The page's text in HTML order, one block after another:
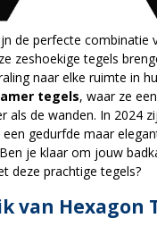
de perfecte combinatie
zeshoekige tegels
naar elke ruimte in
tegels, waar ze
als de wanden. In 2024
gedurfde maar
je klaar om jouw
deze prachtige tegels?
van Hexagon